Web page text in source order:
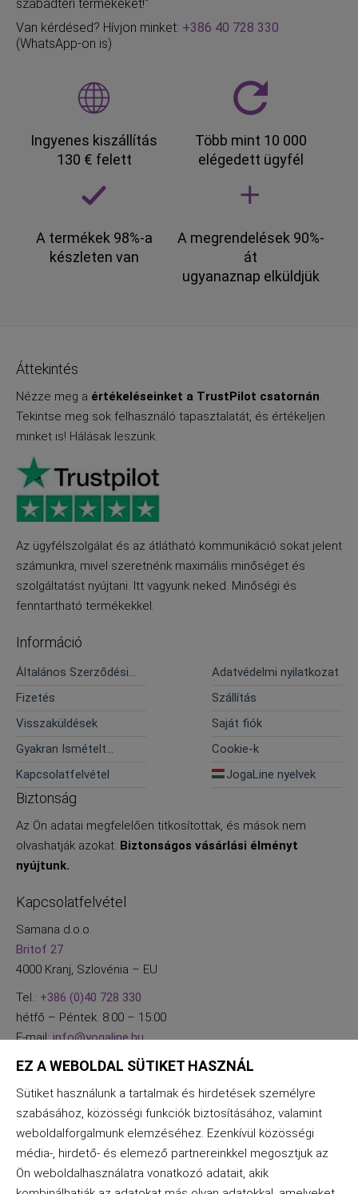
szabadtéri termékeket!"
Van kérdésed? Hívjon minket: +386 40 728 330
(WhatsApp-on is)
Ingyenes kiszállítás
130 € felett
Több mint 10 000
elégedett ügyfél
A termékek 98%-a
készleten van
A megrendelések 90%-
át
ugyanaznap elküldjük
Áttekintés
Nézze meg a értékeléseinket a TrustPilot csatornán.
Tekintse meg sok felhasználó tapasztalatát, és értékeljen
minket is! Hálásak leszünk.
Az ügyfélszolgálat és az átlátható kommunikáció sokat jelent
számunkra, mivel szeretnénk maximális minőséget és
szolgáltatást nyújtani. Itt vagyunk neked. Minőségi és
fenntartható termékekkel.
Információ
Általános Szerződési
Adatvédelmi nyilatkozat
Fizetés
Szállítás
Visszaküldések
Saját fiók
Gyakran Ismételt
Cookie-k
Kapcsolatfelvétel
JogaLine nyelvek
Biztonság
Az Ön adatai megfelelően titkosítottak, és mások nem
olvashatják azokat. Biztonságos vásárlási élményt
nyújtunk.
Kapcsolatfelvétel
Samana d.o.o.
Britof 27
4000 Kranj, Szlovénia – EU
Tel.: +386 (0)40 728 330
hétfő – Péntek. 8:00 – 15:00
E-mail:info@yogaline.hu
EZ A WEBOLDAL SÜTIKET HASZNÁL
Sütiket használunk a tartalmak és hirdetések személyre
szabásához, közösségi funkciók biztosításához, valamint
weboldalforgalmunk elemzéséhez. Ezenkívül közösségi
média-, hirdető- és elemező partnereinkkel megosztjuk az
Ön weboldalhasználatra vonatkozó adatait, akik